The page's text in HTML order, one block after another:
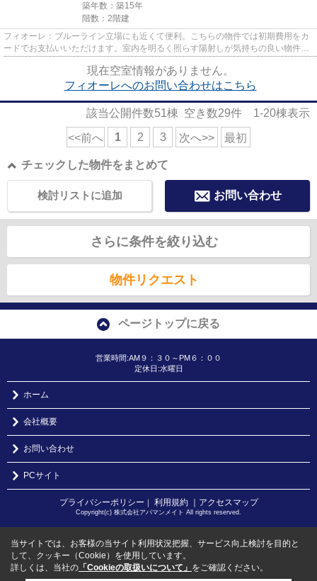
築年数：築15年
階数：2階建
フィオーレ：ブルーライン立場にも近くて便利。こちらの物件では初期費用をカ
ードでお支払いいただけます。室内を明るく照らす陽射しが気持ちの良い物件と
現在空室情報がありません。
フィオーレへのお問い合わせはこちら
該当公開件数51棟 空き数29件 1-20棟表示
<<前へ 1 2 3 次へ>> 最初
チェックした物件をまとめて
お問い合わせ
検討リストに追加
さらに条件を絞り込む
物件リクエスト
ページトップに戻る
営業時間:AM９：３０～PM６：００
定休日:水曜日
ホーム
会社概要
お問い合わせ
PCサイト
プライバシーポリシー ｜ 利用規約 ｜アクセスマップ
Copyright(c) 株式会社アパマンメイト All rights reserved.
当サイトでは、お客様の当サイト利用状況把握、サービス向上検討を目的と
して、クッキー（Cookie）を使用しています。
詳しくは、当社の 「Cookieの取扱いについて」 をご確認ください。